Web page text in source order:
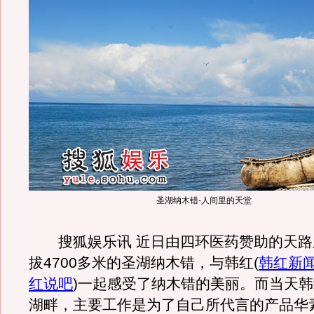
圣湖纳木错-人间里的天堂
搜狐娱乐讯 近日由四环医药赞助的天路
拔4700多米的圣湖纳木错，与韩红(韩红新
红说吧)一起感受了纳木错的美丽。而当天
湖畔，主要工作是为了自己所代言的产品华